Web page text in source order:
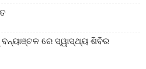
ରେ ସ୍ୱାସ୍ଥ୍ୟ ଶିବିର